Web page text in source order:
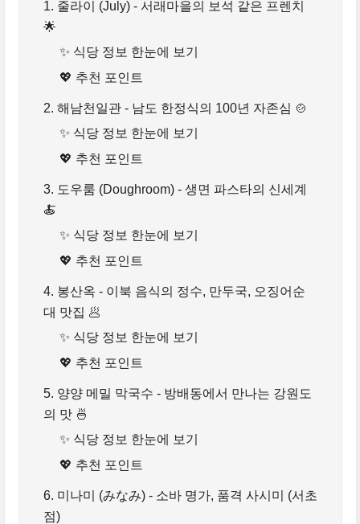
1. 줄라이 (July) - 서래마을의 보석 같은 프렌치
🌟
✨ 식당 정보 한눈에 보기
💖 추천 포인트
2. 해남천일관 - 남도 한정식의 100년 자존심 🍲
✨ 식당 정보 한눈에 보기
💖 추천 포인트
3. 도우룸 (Doughroom) - 생면 파스타의 신세계
🍝
✨ 식당 정보 한눈에 보기
💖 추천 포인트
4. 봉산옥 - 이북 음식의 정수, 만두국, 오징어순
대 맛집 🥟
✨ 식당 정보 한눈에 보기
💖 추천 포인트
5. 양양 메밀 막국수 - 방배동에서 만나는 강원도
의 맛 🍜
✨ 식당 정보 한눈에 보기
💖 추천 포인트
6. 미나미 (みなみ) - 소바 명가, 품격 사시미 (서초
점)